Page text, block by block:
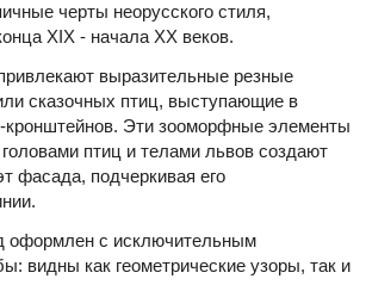
черты неорусского стиля,
XIX - начала XX веков.
выразительные резные
сказочных птиц, выступающие в
кронштейнов. Эти зооморфные элементы
птиц и телами львов создают
фасада, подчеркивая его
оформлен с исключительным
видны как геометрические узоры, так и